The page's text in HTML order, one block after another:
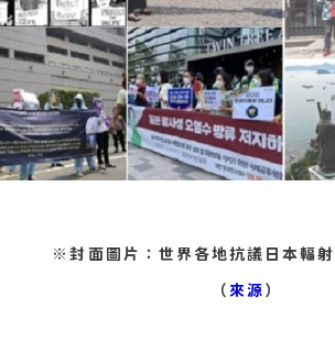
※封面圖片：世界各地抗議日本輻射
（ 來源）